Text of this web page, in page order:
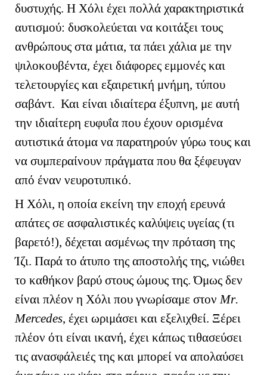
δυστυχής. Η Χόλι έχει πολλά χαρακτηριστικά
αυτισμού: δυσκολεύεται να κοιτάξει τους
ανθρώπους στα μάτια, τα πάει χάλια με την
ψιλοκουβέντα, έχει διάφορες εμμονές και
τελετουργίες και εξαιρετική μνήμη, τύπου
σαβάντ. Και είναι ιδιαίτερα έξυπνη, με αυτή
την ιδιαίτερη ευφυΐα που έχουν ορισμένα
αυτιστικά άτομα να παρατηρούν γύρω τους και
να συμπεραίνουν πράγματα που θα ξέφευγαν
από έναν νευροτυπικό.
Η Χόλι, η οποία εκείνη την εποχή ερευνά
απάτες σε ασφαλιστικές καλύψεις υγείας (τι
βαρετό!), δέχεται ασμένως την πρόταση της
Ίζι. Παρά το άτυπο της αποστολής της, νιώθει
το καθήκον βαρύ στους ώμους της. Όμως δεν
είναι πλέον η Χόλι που γνωρίσαμε στον Μr.
Mercedes, έχει ωριμάσει και εξελιχθεί. Ξέρει
πλέον ότι είναι ικανή, έχει κάπως τιθασεύσει
τις ανασφάλειές της και μπορεί να απολαύσει